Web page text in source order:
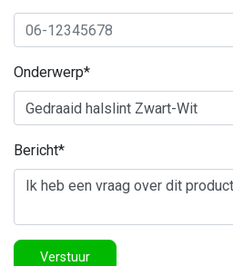
Onderwerp*
Bericht*
Verstuur